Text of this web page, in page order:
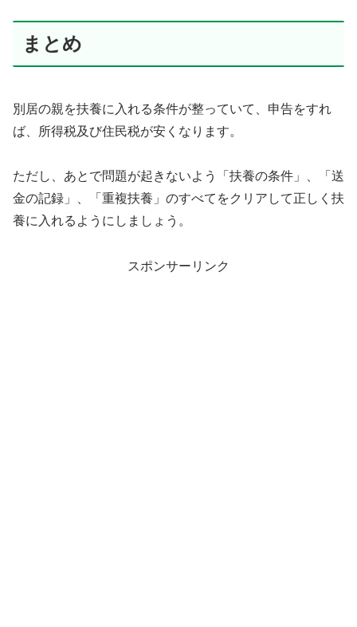
まとめ
別居の親を扶養に入れる条件が整っていて、申告をすれ
ば、所得税及び住民税が安くなります。
ただし、あとで問題が起きないよう「扶養の条件」、「送
金の記録」、「重複扶養」のすべてをクリアして正しく扶
養に入れるようにしましょう。
スポンサーリンク